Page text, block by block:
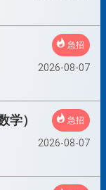
急招
2026-08-07
学） 急招
2026-08-07